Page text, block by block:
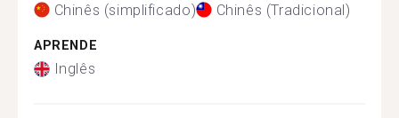
Chinês (simplificado) Chinês (Tradicional)
APRENDE
Inglês